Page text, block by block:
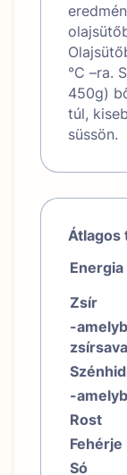
°C –ra.
450g)
túl,
süssön.
Átlagos
Energia
Zsír
-
-
Rost
Fehérje
Só